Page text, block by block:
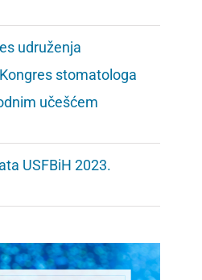
udruženja
stomatologa
učešćem
USFBiH 2023.